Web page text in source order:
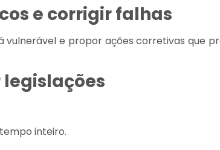
e corrigir falhas
vulnerável e propor ações corretivas que
inteiro.